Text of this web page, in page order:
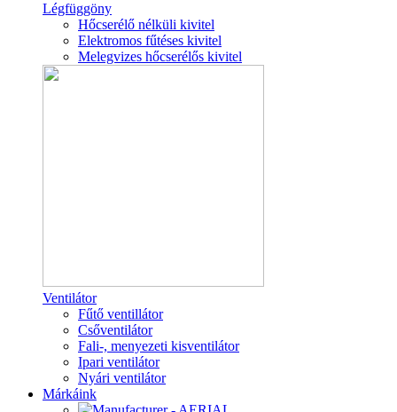
Légfüggöny
Hőcserélő nélküli kivitel
Elektromos fűtéses kivitel
Melegvizes hőcserélős kivitel
Ventilátor
Fűtő ventillátor
Csőventilátor
Fali-, menyezeti kisventilátor
Ipari ventilátor
Nyári ventilátor
Márkáink